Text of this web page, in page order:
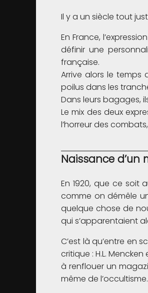
Il y a un siècle tout
En France,
définir une
française.
Arrive alors le temps
poilus dans les
Dans leurs bagages,
Le mix des deux
l’horreur des
Naissance d’un
En 1920, que ce soit
comme on démêle
quelque chose de
qui s’apparentaient
C’est là qu’entre en
critique : H.L.
à renflouer un
même de l’occultisme.